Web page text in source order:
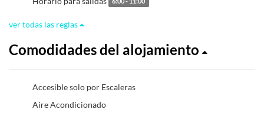
6:00 - 11:00
ver todas las reglas
Comodidades del alojamiento
Accesible solo por Escaleras
Aire Acondicionado